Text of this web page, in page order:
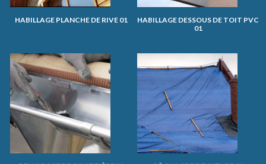
HABILLAGE PLANCHE DE RIVE 01
HABILLAGE DESSOUS DE TOIT PVC
01